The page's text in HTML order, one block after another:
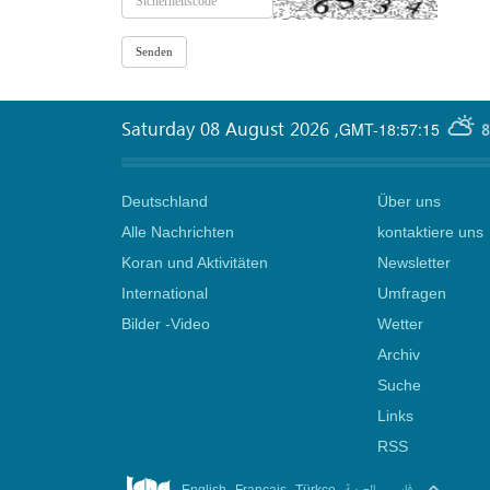
GMT-18:57:15
Saturday 08 August 2026 ,
Deutschland
Alle Nachrichten
Koran und Aktivitäten
International
Bilder -Video
Über uns
kontaktiere uns
Newsletter
Umfragen
Wetter
Archiv
Suche
Links
RSS